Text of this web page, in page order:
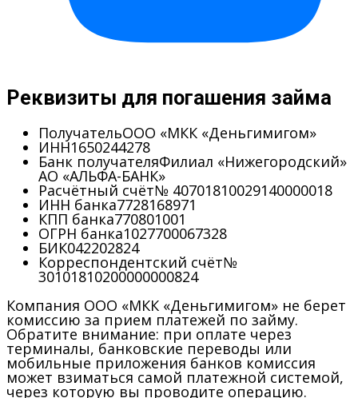
Реквизиты для погашения займа
ПолучательООО «МКК «Деньгимигом»
ИНН1650244278
Банк получателяФилиал «Нижегородский»
АО «АЛЬФА-БАНК»
Расчётный счёт№ 40701810029140000018
ИНН банка7728168971
КПП банка770801001
ОГРН банка1027700067328
БИК042202824
Корреспондентский счёт№
30101810200000000824
Компания ООО «МКК «Деньгимигом» не берет
комиссию за прием платежей по займу.
Обратите внимание: при оплате через
терминалы, банковские переводы или
мобильные приложения банков комиссия
может взиматься самой платежной системой,
через которую вы проводите операцию.